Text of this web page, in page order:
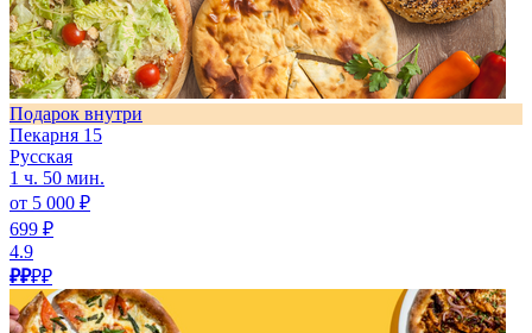
Подарок внутри
Пекарня 15
Русская
1 ч. 50 мин.
от 5 000 ₽
699 ₽
4.9
₽₽₽₽